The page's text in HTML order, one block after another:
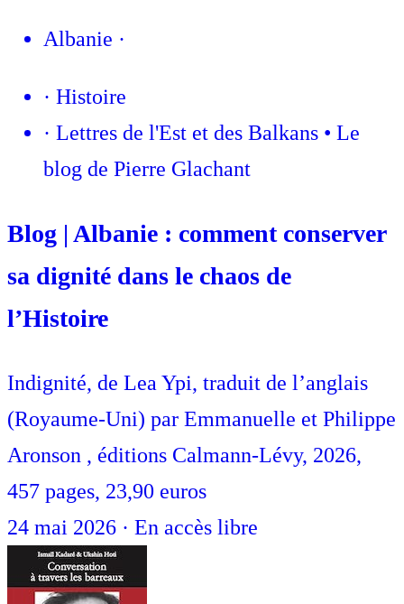
Albanie ·
· Histoire
· Lettres de l'Est et des Balkans • Le
blog de Pierre Glachant
Blog | Albanie : comment conserver
sa dignité dans le chaos de
l’Histoire
Indignité, de Lea Ypi, traduit de l’anglais
(Royaume-Uni) par Emmanuelle et Philippe
Aronson , éditions Calmann-Lévy, 2026,
457 pages, 23,90 euros
24 mai 2026 · En accès libre